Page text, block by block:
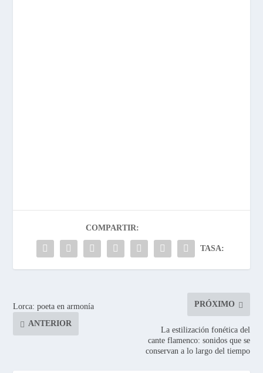
COMPARTIR:
TASA:
Lorca: poeta en armonía
ANTERIOR
PRÓXIMO
La estilización fonética del
cante flamenco: sonidos que se
conservan a lo largo del tiempo